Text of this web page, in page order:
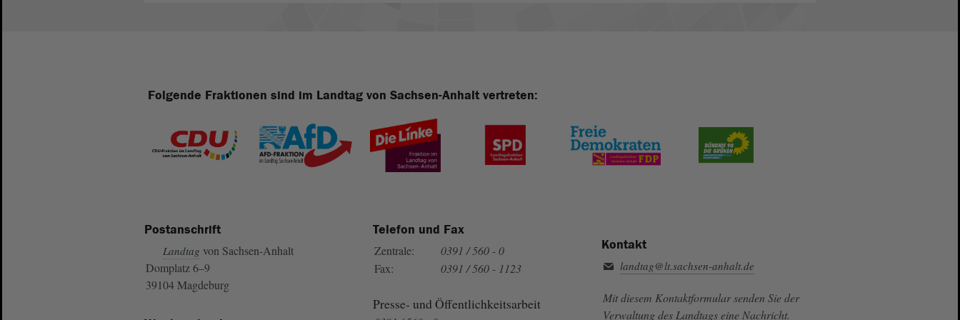
Folgende Fraktionen sind im Landtag von Sachsen-Anhalt vertreten:
Postanschrift
Landtag von Sachsen-Anhalt
Domplatz 6–9
39104 Magdeburg
Telefon und Fax
Zentrale:
0391 / 560 - 0
Fax:
0391 / 560 - 1123
Presse- und Öffentlichkeitsarbeit
Kontakt
landtag@lt.sachsen-anhalt.de
Mit diesem Kontaktformular senden Sie der
Verwaltung des Landtags eine Nachricht.